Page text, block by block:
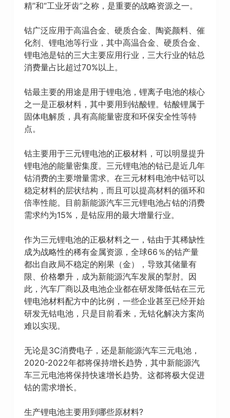
精”和“工业牙齿”之称，是重要的战略资源之一。
钴广泛应用于高温合金、硬质合金、陶瓷颜料、催
化剂、锂电池等行业，其中高温合金、硬质合金、
锂电池是钴的三大主要应用行业，三大行业的钴总
消费量占比超过70%以上。
钴最主要的用途是用于锂电池，锂离子电池的核心
之一是正极材料，其中要用到钴酸锂。钴酸锂属于
固体电解质，具有高能量密度和环保安全性等特
点。
钴主要用于三元锂电池的正极材料，可以明显提升
锂电池的能量密集度。三元锂电池的钴已是近几年
钴消费的主要增量需求。在三元材料电池中钴可以
稳定材料的层状结构，而且可以提高材料的循环和
倍率性能。目前新能源汽车三元锂电池占钴的消费
需求约为15%，是钴应用的最大增量行业。
作为三元锂电池的正极材料之一，钴由于其稀缺性
成为战略性的稀有金属资源，全球66％的钴产量
都出自政局不稳定的刚果（金），导致其储量有
限、价格攀升，成为新能源汽车发展的掣肘。因
此，汽车厂商以及电池企业都在研发降低钴在三元
锂电池材料配方中的比例，一些企业甚至已经开始
研发无钴电池，只是目前看来，无钴化解决方案尚
难以实现。
无论是3C消费电子，还是新能源汽车三元电池，
2020-2022年都将保持增长趋势，其中新能源汽
车三元电池将保持快速增长趋势。这都将极大促进
钴的需求增长。
生产锂电池主要用到哪些原材料?